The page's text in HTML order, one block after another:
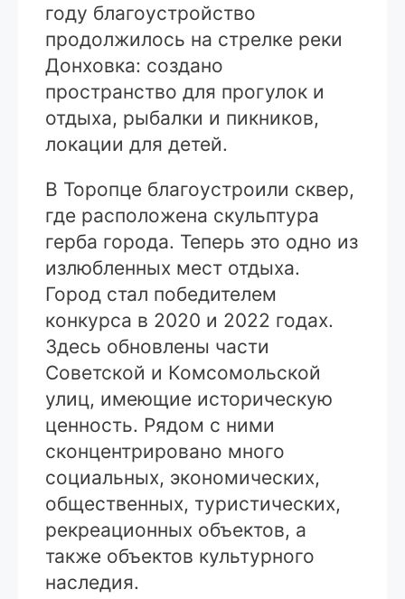
году благоустройство
продолжилось на стрелке реки
Донховка: создано
пространство для прогулок и
отдыха, рыбалки и пикников,
локации для детей.
В Торопце благоустроили сквер,
где расположена скульптура
герба города. Теперь это одно из
излюбленных мест отдыха.
Город стал победителем
конкурса в 2020 и 2022 годах.
Здесь обновлены части
Советской и Комсомольской
улиц, имеющие историческую
ценность. Рядом с ними
сконцентрировано много
социальных, экономических,
общественных, туристических,
рекреационных объектов, а
также объектов культурного
наследия.